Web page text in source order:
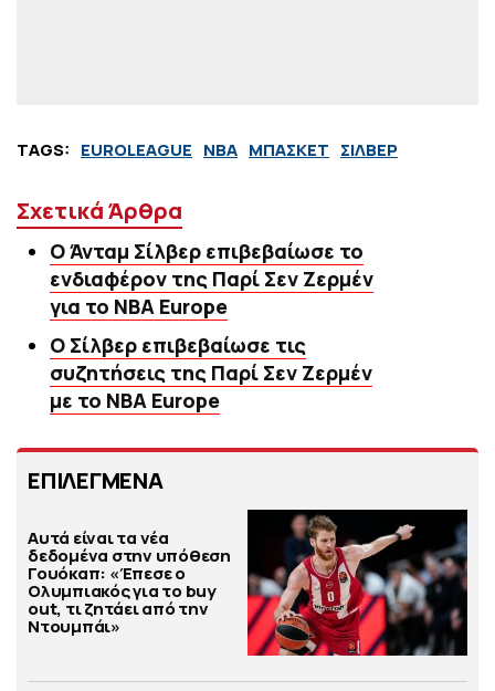
TAGS: EUROLEAGUE NBA ΜΠΑΣΚΕΤ ΣΙΛΒΕΡ
Σχετικά Άρθρα
Ο Άνταμ Σίλβερ επιβεβαίωσε το
ενδιαφέρον της Παρί Σεν Ζερμέν
για το NBA Europe
Ο Σίλβερ επιβεβαίωσε τις
συζητήσεις της Παρί Σεν Ζερμέν
με το NBA Europe
ΕΠΙΛΕΓΜΕΝΑ
Αυτά είναι τα νέα
δεδομένα στην υπόθεση
Γουόκαπ: «Έπεσε ο
Ολυμπιακός για το buy
out, τι ζητάει από την
Ντουμπάι»